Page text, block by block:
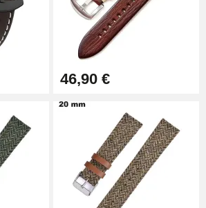
Extracteur de Bracelet de
Montre Facile
17,90 €
46,90 €